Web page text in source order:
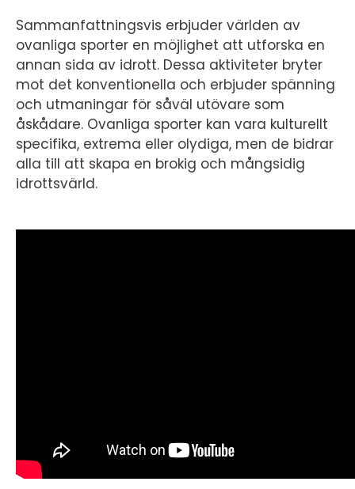
Sammanfattningsvis erbjuder världen av
ovanliga sporter en möjlighet att utforska en
annan sida av idrott. Dessa aktiviteter bryter
mot det konventionella och erbjuder spänning
och utmaningar för såväl utövare som
åskådare. Ovanliga sporter kan vara kulturellt
specifika, extrema eller olydiga, men de bidrar
alla till att skapa en brokig och mångsidig
idrottsvärld.